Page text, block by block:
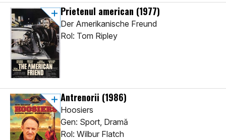
Prietenul american (1977)
Der Amerikanische Freund
Rol: Tom Ripley
Antrenorii (1986)
Hoosiers
Gen: Sport, Dramă
Rol: Wilbur Flatch